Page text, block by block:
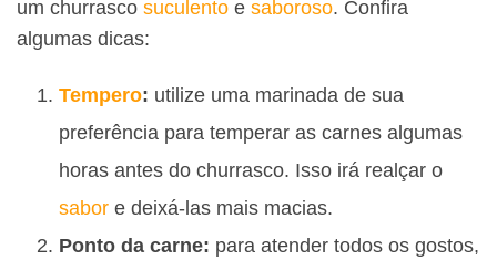
um churrasco suculento e saboroso. Confira
algumas dicas:
Tempero: utilize uma marinada de sua
preferência para temperar as carnes algumas
horas antes do churrasco. Isso irá realçar o
sabor e deixá-las mais macias.
Ponto da carne: para atender todos os gostos,